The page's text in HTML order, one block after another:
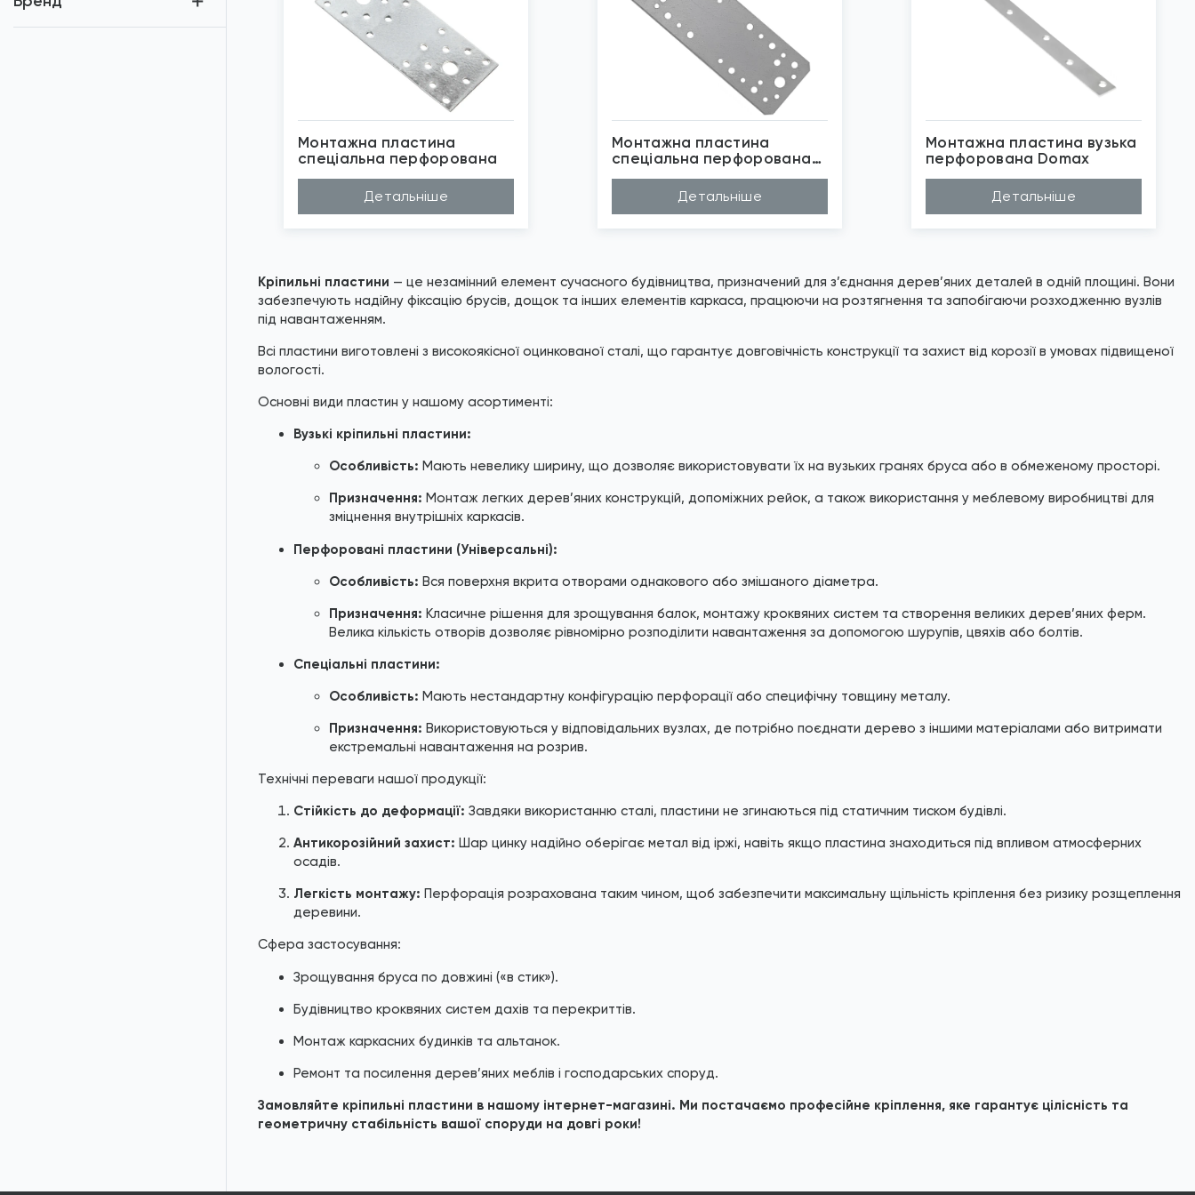
Монтажна пластина
спеціальна перфорована
Цинк білий
Сталь
Довжина (A...
180мм
Товщина (h...
2,5мм
Детальніше
Монтажна пластина
спеціальна перфорована
Цинк білий
Сталь
*
Зображені фото є...
Бренд
Domax
Детальніше
Монтажна пластина вузька
перфорована Domax
Зображені фото є...
Бренд
Domax
Покриття
Цинк білий
Детальніше
Кріпильні пластини — це незамінний елемент сучасного будівництва, призначений для з’єднання дерев’яних деталей в одній площині. Вони
забезпечують надійну фіксацію брусів, дощок та інших елементів каркаса, працюючи на розтягнення та запобігаючи розходженню вузлів
під навантаженням.
Всі пластини виготовлені з високоякісної оцинкованої сталі, що гарантує довговічність конструкції та захист від корозії в умовах підвищеної
вологості.
Основні види пластин у нашому асортименті:
Вузькі кріпильні пластини:
Особливість: Мають невелику ширину, що дозволяє використовувати їх на вузьких гранях бруса або в обмеженому просторі.
Призначення: Монтаж легких дерев’яних конструкцій, допоміжних рейок, а також використання у меблевому виробництві для
зміцнення внутрішніх каркасів.
Перфоровані пластини (Універсальні):
Особливість: Вся поверхня вкрита отворами однакового або змішаного діаметра.
Призначення: Класичне рішення для зрощування балок, монтажу кроквяних систем та створення великих дерев’яних ферм.
Велика кількість отворів дозволяє рівномірно розподілити навантаження за допомогою шурупів, цвяхів або болтів.
Спеціальні пластини:
Особливість: Мають нестандартну конфігурацію перфорації або специфічну товщину металу.
Призначення: Використовуються у відповідальних вузлах, де потрібно поєднати дерево з іншими матеріалами або витримати
екстремальні навантаження на розрив.
Технічні переваги нашої продукції:
Стійкість до деформації: Завдяки використанню сталі, пластини не згинаються під статичним тиском будівлі.
Антикорозійний захист: Шар цинку надійно оберігає метал від іржі, навіть якщо пластина знаходиться під впливом атмосферних
осадів.
Легкість монтажу: Перфорація розрахована таким чином, щоб забезпечити максимальну щільність кріплення без ризику розщеплення
деревини.
Сфера застосування:
Зрощування бруса по довжині («в стик»).
Будівництво кроквяних систем дахів та перекриттів.
Монтаж каркасних будинків та альтанок.
Ремонт та посилення дерев’яних меблів і господарських споруд.
Замовляйте кріпильні пластини в нашому інтернет-магазині. Ми постачаємо професійне кріплення, яке гарантує цілісність та
геометричну стабільність вашої споруди на довгі роки!